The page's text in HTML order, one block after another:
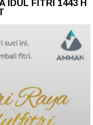
IDUL FITRI 1443 H